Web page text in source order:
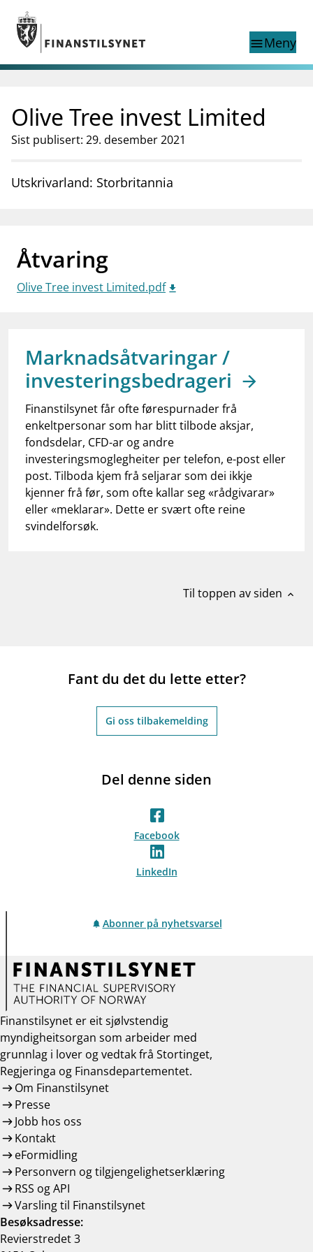
Gå til hovedinnhold
Gå til søkesiden
menuMeny
nettstedet
English
English
English home page
Tilsyn
Finanstilsynets registre
businessOm Finanstilsynet
mail_outlineKontakt oss
dashboardInformasjon for investorer
notifications_noneAbonner på nyhetsvarsel
Olive Tree invest Limited
Sist publisert: 29. desember 2021
Utskrivarland: Storbritannia
Åtvaring
Olive Tree invest Limited.pdf
Marknadsåtvaringar /
investeringsbedrageri
Finanstilsynet får ofte førespurnader frå
enkeltpersonar som har blitt tilbode aksjar,
fondsdelar, CFD-ar og andre
investeringsmoglegheiter per telefon, e-post eller
post. Tilboda kjem frå seljarar som dei ikkje
kjenner frå før, som ofte kallar seg «rådgivarar»
eller «meklarar». Dette er svært ofte reine
svindelforsøk.
Til toppen av siden expand_less
Fant du det du lette etter?
Gi oss tilbakemelding
Del denne siden
Facebook
LinkedIn
Abonner på nyhetsvarsel
Finanstilsynet er eit sjølvstendig
myndigheitsorgan som arbeider med
grunnlag i lover og vedtak frå Stortinget,
Regjeringa og Finansdepartementet.
Om Finanstilsynet
Presse
Jobb hos oss
Kontakt
eFormidling
Personvern og tilgjengelighetserklæring
RSS og API
Varsling til Finanstilsynet
Besøksadresse:
Revierstredet 3